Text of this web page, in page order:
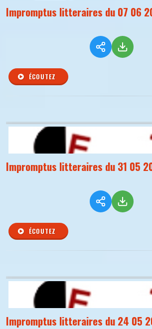
Impromptus litteraires du 07 06
ÉCOUTEZ
Impromptus litteraires du 31 05
ÉCOUTEZ
Impromptus litteraires du 24 05